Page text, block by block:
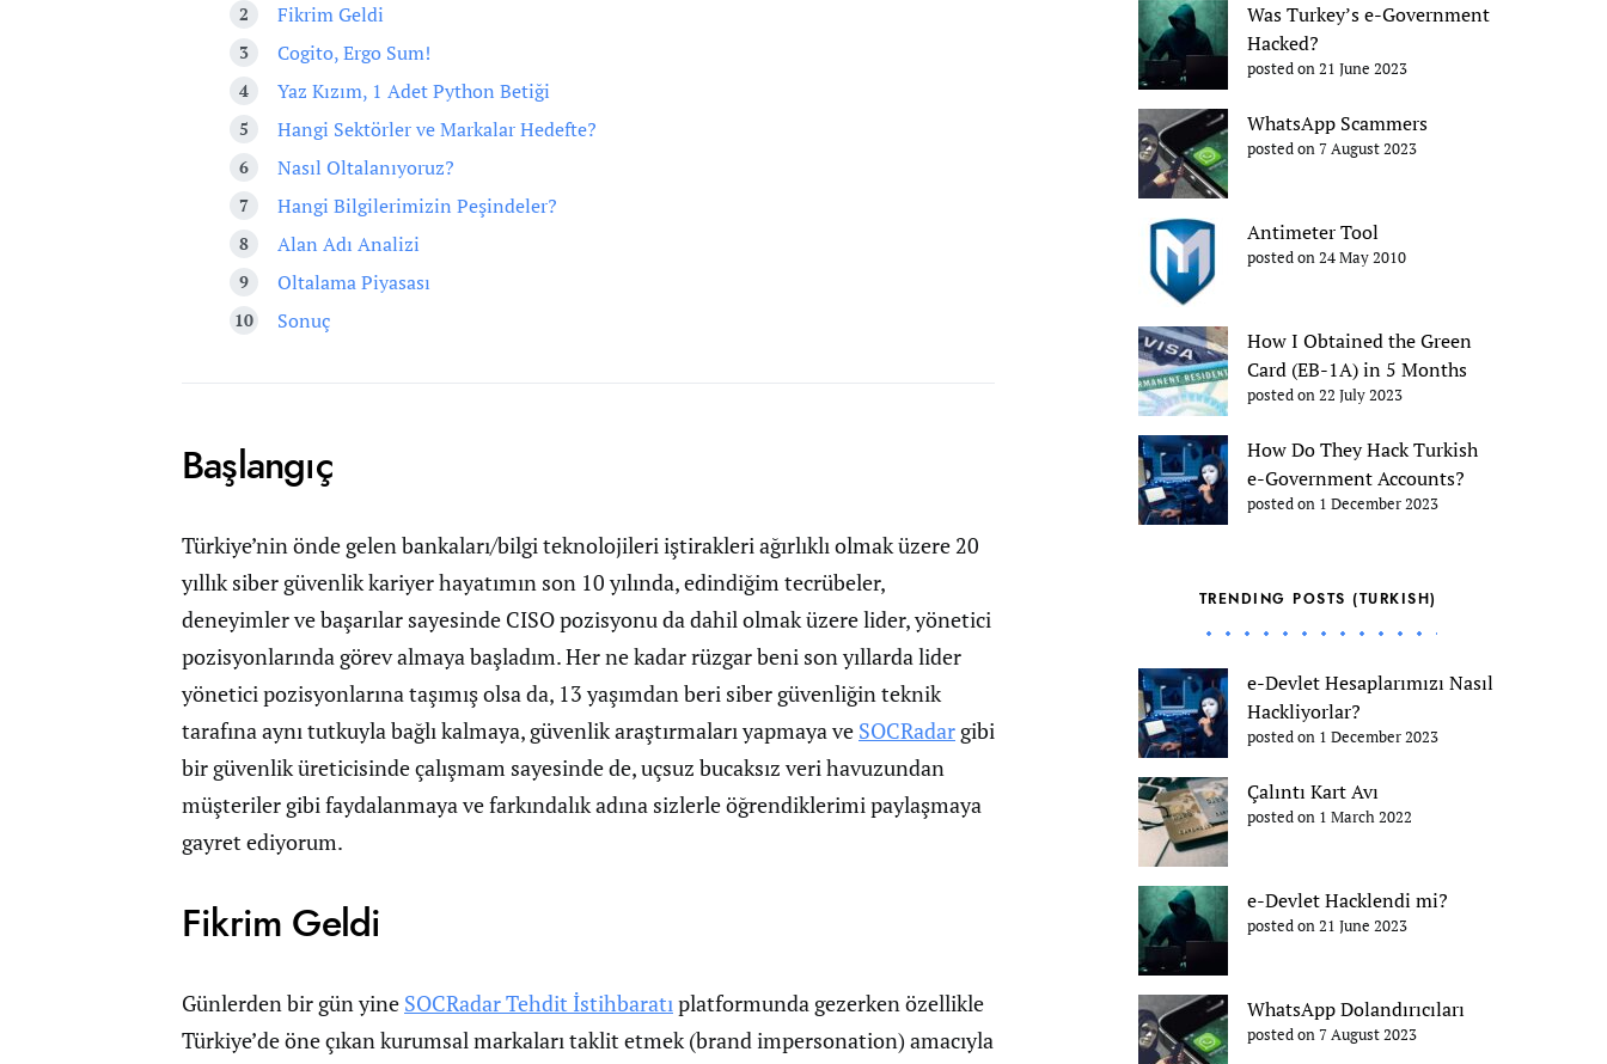
Fikrim Geldi
Cogito, Ergo Sum!
Yaz Kızım, 1 Adet Python Betiği
Hangi Sektörler ve Markalar Hedefte?
Nasıl Oltalanıyoruz?
Hangi Bilgilerimizin Peşindeler?
Alan Adı Analizi
Oltalama Piyasası
Sonuç
Başlangıç
Türkiye’nin önde gelen bankaları/bilgi teknolojileri iştirakleri ağırlıklı olmak üzere 20
yıllık siber güvenlik kariyer hayatımın son 10 yılında, edindiğim tecrübeler,
deneyimler ve başarılar sayesinde CISO pozisyonu da dahil olmak üzere lider, yönetici
pozisyonlarında görev almaya başladım. Her ne kadar rüzgar beni son yıllarda lider
yönetici pozisyonlarına taşımış olsa da, 13 yaşımdan beri siber güvenliğin teknik
tarafına aynı tutkuyla bağlı kalmaya, güvenlik araştırmaları yapmaya ve SOCRadar gibi
bir güvenlik üreticisinde çalışmam sayesinde de, uçsuz bucaksız veri havuzundan
müşteriler gibi faydalanmaya ve farkındalık adına sizlerle öğrendiklerimi paylaşmaya
gayret ediyorum.
Fikrim Geldi
Günlerden bir gün yine SOCRadar Tehdit İstihbaratıplatformunda gezerken özellikle
Türkiye’de öne çıkan kurumsal markaları taklit etmek (brand impersonation) amacıyla
Was Turkey’s e-Government
Hacked?
posted on 21 June 2023
WhatsApp Scammers
posted on 7 August 2023
Antimeter Tool
posted on 24 May 2010
How I Obtained the Green
Card (EB-1A) in 5 Months
posted on 22 July 2023
How Do They Hack Turkish
e-Government Accounts?
posted on 1 December 2023
TRENDING POSTS (TURKISH)
e-Devlet Hesaplarımızı Nasıl
Hackliyorlar?
posted on 1 December 2023
Çalıntı Kart Avı
posted on 1 March 2022
e-Devlet Hacklendi mi?
posted on 21 June 2023
WhatsApp Dolandırıcıları
posted on 7 August 2023